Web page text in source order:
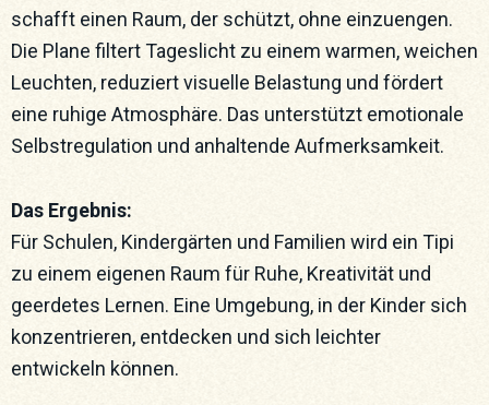
schafft einen Raum, der schützt, ohne einzuengen.
Die Plane filtert Tageslicht zu einem warmen, weichen
Leuchten, reduziert visuelle Belastung und fördert
eine ruhige Atmosphäre. Das unterstützt emotionale
Selbstregulation und anhaltende Aufmerksamkeit.
Das Ergebnis:
Für Schulen, Kindergärten und Familien wird ein Tipi
zu einem eigenen Raum für Ruhe, Kreativität und
geerdetes Lernen. Eine Umgebung, in der Kinder sich
konzentrieren, entdecken und sich leichter
entwickeln können.